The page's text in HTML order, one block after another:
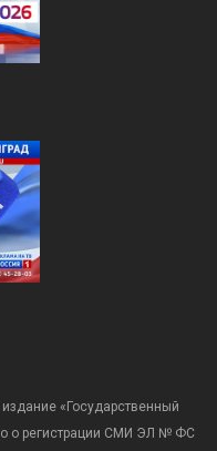
«Государственный
о регистрации СМИ ЭЛ № ФС